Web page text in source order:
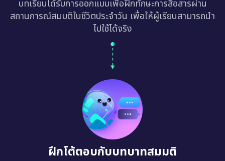
บทเรียนได้รับการออกแบบเพื่อฝึกทักษะการสื่อสารผ่าน
สถานการณ์สมมติในชีวิตประจำวัน เพื่อให้ผู้เรียนสามารถนำ
ไปใช้ได้จริง
ฝึกโต้ตอบกับบทบาทสมมติ